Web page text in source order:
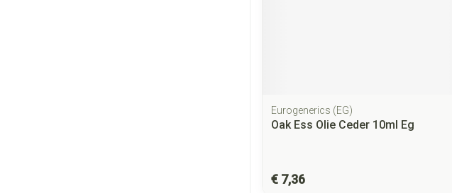
Eurogenerics (EG)
Oak Ess Olie Ceder 10ml Eg
€ 7,36